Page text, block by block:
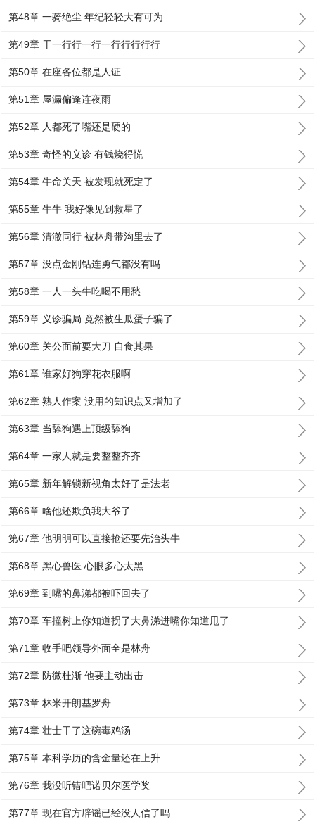
第48章 一骑绝尘 年纪轻轻大有可为
第49章 干一行行一行一行行行行行
第50章 在座各位都是人证
第51章 屋漏偏逢连夜雨
第52章 人都死了嘴还是硬的
第53章 奇怪的义诊 有钱烧得慌
第54章 牛命关天 被发现就死定了
第55章 牛牛 我好像见到救星了
第56章 清澈同行 被林舟带沟里去了
第57章 没点金刚钻连勇气都没有吗
第58章 一人一头牛吃喝不用愁
第59章 义诊骗局 竟然被生瓜蛋子骗了
第60章 关公面前耍大刀 自食其果
第61章 谁家好狗穿花衣服啊
第62章 熟人作案 没用的知识点又增加了
第63章 当舔狗遇上顶级舔狗
第64章 一家人就是要整整齐齐
第65章 新年解锁新视角太好了是法老
第66章 啥他还欺负我大爷了
第67章 他明明可以直接抢还要先治头牛
第68章 黑心兽医 心眼多心太黑
第69章 到嘴的鼻涕都被吓回去了
第70章 车撞树上你知道拐了大鼻涕进嘴你知道甩了
第71章 收手吧领导外面全是林舟
第72章 防微杜渐 他要主动出击
第73章 林米开朗基罗舟
第74章 壮士干了这碗毒鸡汤
第75章 本科学历的含金量还在上升
第76章 我没听错吧诺贝尔医学奖
第77章 现在官方辟谣已经没人信了吗